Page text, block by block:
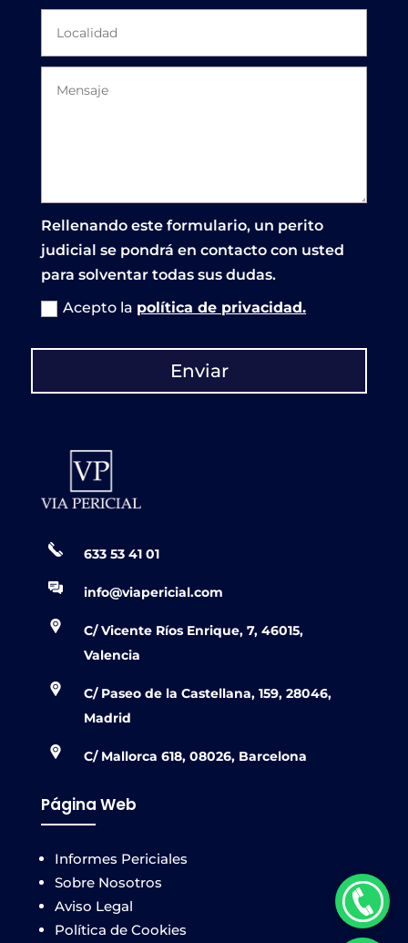
Rellenando este formulario, un perito
judicial se pondrá en contacto con usted
para solventar todas sus dudas.
Acepto la política de privacidad.
Enviar
633 53 41 01
info@viapericial.com
C/ Vicente Ríos Enrique, 7, 46015,
Valencia
C/ Paseo de la Castellana, 159, 28046,
Madrid
C/ Mallorca 618, 08026, Barcelona
Página Web
Informes Periciales
Sobre Nosotros
Aviso Legal
Política de Cookies